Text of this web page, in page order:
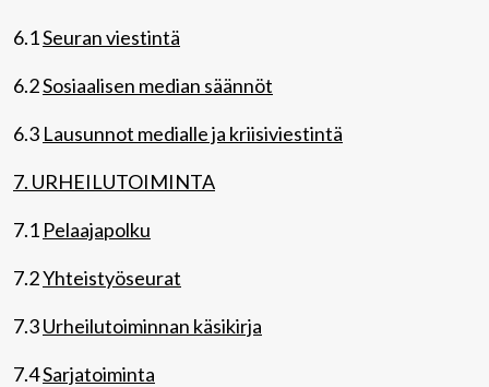
6.1Seuran viestintä
6.2Sosiaalisen median säännöt
6.3 Lausunnot medialle ja kriisiviestintä
7. URHEILUTOIMINTA
7.1 Pelaajapolku
7.2Yhteistyöseurat
7.3Urheilutoiminnan käsikirja
7.4Sarjatoiminta